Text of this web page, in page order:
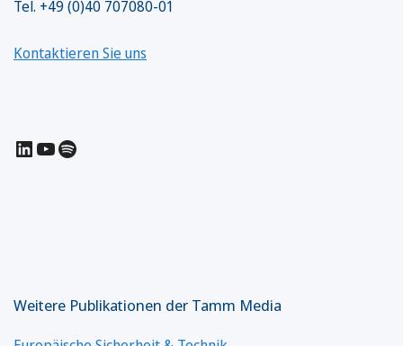
Tel. +49 (0)40 707080-01
Kontaktieren Sie uns
LinkedIn
YouTube
Spotify
Weitere Publikationen der Tamm Media